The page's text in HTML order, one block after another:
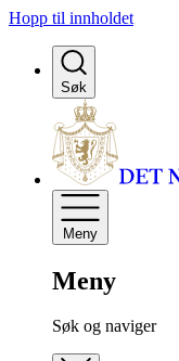
Hopp til innholdet
Søk
Meny
Meny
Søk og naviger